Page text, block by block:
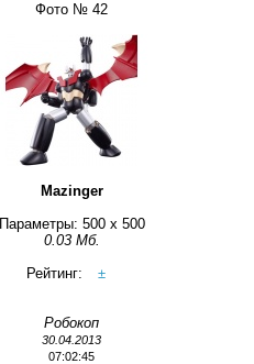
Фото № 42
Mazinger
Параметры: 500 x 500
0.03 Мб.
Рейтинг:
±
Робокоп
30.04.2013
07:02:45